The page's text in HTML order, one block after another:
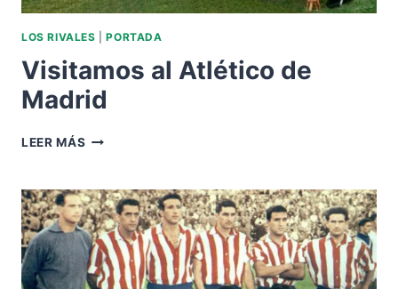
LOS RIVALES |PORTADA
Visitamos al Atlético de
Madrid
LEER MÁS VISITAMOS
DE
MADRID